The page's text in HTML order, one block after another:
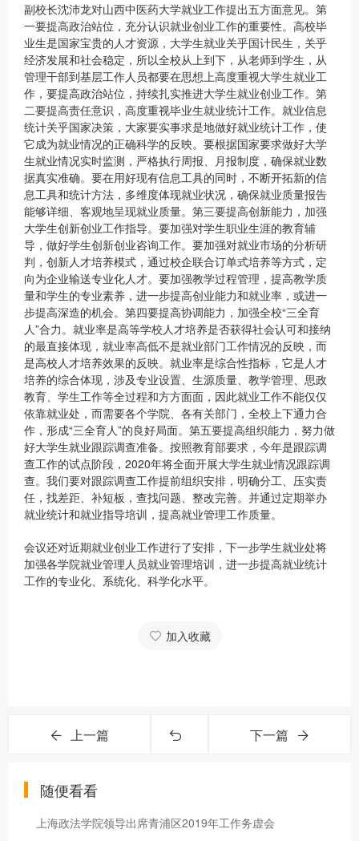
副校长沈沛龙对山西中医药大学就业工作提出五方面意见。第
一要提高政治站位，充分认识就业创业工作的重要性。高校毕
业生是国家宝贵的人才资源，大学生就业关乎国计民生，关乎
经济发展和社会稳定，所以全校从上到下，从老师到学生，从
管理干部到基层工作人员都要在思想上高度重视大学生就业工
作，要提高政治站位，持续扎实推进大学生就业创业工作。第
二要提高责任意识，高度重视毕业生就业统计工作。就业信息
统计关乎国家决策，大家要实事求是地做好就业统计工作，使
它成为就业情况的正确科学的反映。要根据国家要求做好大学
生就业情况实时监测，严格执行周报、月报制度，确保就业数
据真实准确。要在用好现有信息工具的同时，不断开拓新的信
息工具和统计方法，多维度体现就业状况，确保就业质量报告
能够详细、客观地呈现就业质量。第三要提高创新能力，加强
大学生创新创业工作指导。要加强对学生职业生涯的教育辅
导，做好学生创新创业咨询工作。要加强对就业市场的分析研
判，创新人才培养模式，通过校企联合订单式培养等方式，定
向为企业输送专业化人才。要加强教学过程管理，提高教学质
量和学生的专业素养，进一步提高创业能力和就业率，或进一
步提高深造的机会。第四要提高协调能力，加强全校“三全育
人”合力。就业率是高等学校人才培养是否获得社会认可和接纳
的最直接体现，就业率高低不是就业部门工作情况的反映，而
是高校人才培养效果的反映。就业率是综合性指标，它是人才
培养的综合体现，涉及专业设置、生源质量、教学管理、思政
教育、学生工作等全过程和方方面面，因此就业工作不能仅仅
依靠就业处，而需要各个学院、各有关部门，全校上下通力合
作，形成“三全育人”的良好局面。第五要提高组织能力，努力做
好大学生就业跟踪调查准备。按照教育部要求，今年是跟踪调
查工作的试点阶段，2020年将全面开展大学生就业情况跟踪调
查。我们要对跟踪调查工作提前组织安排，明确分工、压实责
任，找差距、补短板，查找问题、整改完善。并通过定期举办
就业统计和就业指导培训，提高就业管理工作质量。
会议还对近期就业创业工作进行了安排，下一步学生就业处将
加强各学院就业管理人员就业管理培训，进一步提高就业统计
工作的专业化、系统化、科学化水平。
加入收藏
上一篇 下一篇
随便看看
上海政法学院领导出席青浦区2019年工作务虚会